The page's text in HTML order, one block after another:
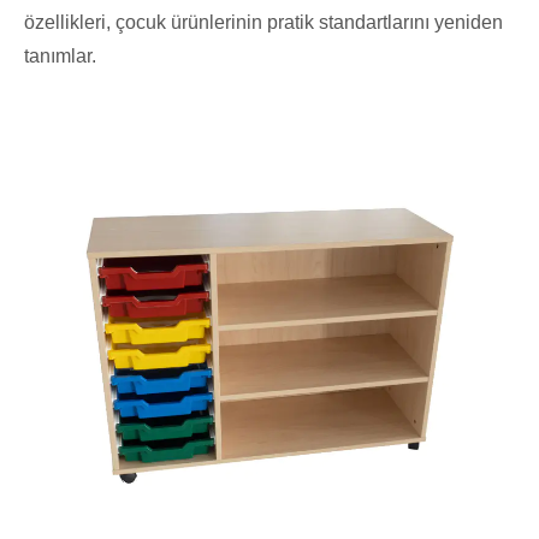
özellikleri, çocuk ürünlerinin pratik standartlarını yeniden
tanımlar.